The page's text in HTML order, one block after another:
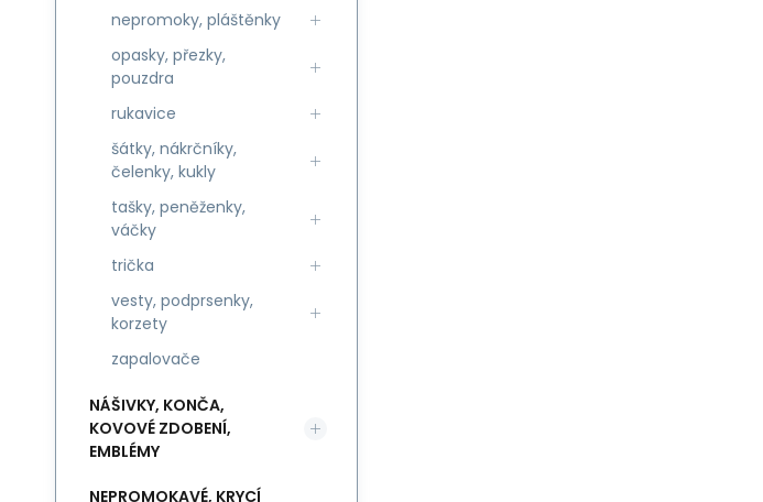
nepromoky, pláštěnky
opasky, přezky,
pouzdra
rukavice
šátky, nákrčníky,
čelenky, kukly
tašky, peněženky,
váčky
trička
vesty, podprsenky,
korzety
zapalovače
NÁŠIVKY, KONČA,
KOVOVÉ ZDOBENÍ,
EMBLÉMY
NEPROMOKAVÉ, KRYCÍ